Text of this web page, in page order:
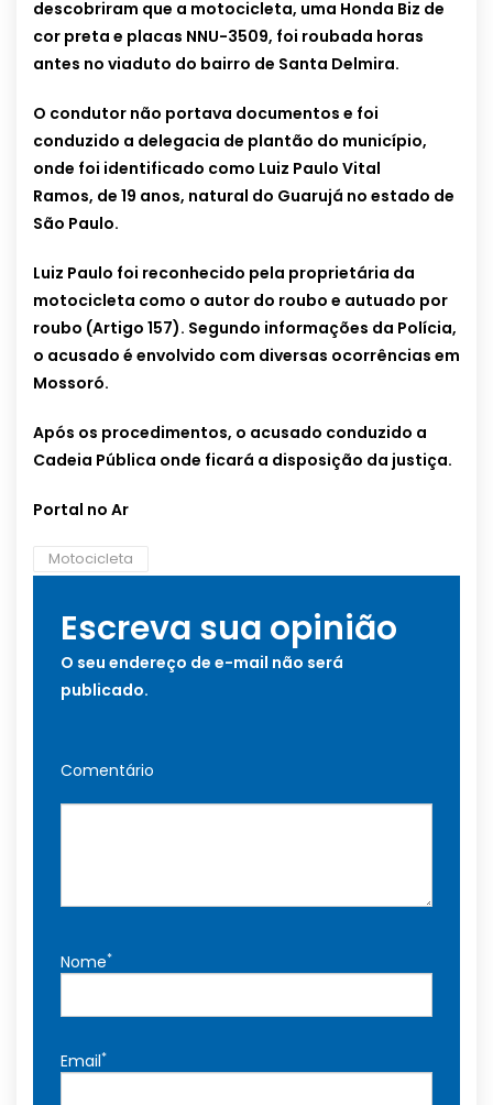
descobriram que a motocicleta, uma Honda Biz de
cor preta e placas NNU-3509, foi roubada horas
antes no viaduto do bairro de Santa Delmira.
O condutor não portava documentos e foi
conduzido a delegacia de plantão do município,
onde foi identificado como Luiz Paulo Vital
Ramos, de 19 anos, natural do Guarujá no estado de
São Paulo.
Luiz Paulo foi reconhecido pela proprietária da
motocicleta como o autor do roubo e autuado por
roubo (Artigo 157). Segundo informações da Polícia,
o acusado é envolvido com diversas ocorrências em
Mossoró.
Após os procedimentos, o acusado conduzido a
Cadeia Pública onde ficará a disposição da justiça.
Portal no Ar
Motocicleta
Escreva sua opinião
O seu endereço de e-mail não será
publicado.
Comentário
Nome*
Email*